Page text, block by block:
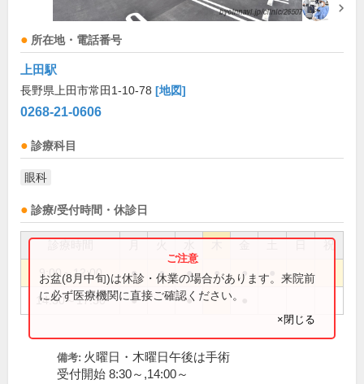
所在地・電話番号
上田駅
長野県上田市常田1-10-78 [地図]
0268-21-0606
診療科目
眼科
診療/受付時間・休診日
祝
9:00～12:00 ● ● ● ● ●
14:30～17:30 ● ●
お盆(8月中旬)は休診・休業の場合があります。来院前
に必ず医療機関に直接ご確認ください。
×閉じる
備考: 火曜日・木曜日午後は手術
受付開始 8:30～,14:00～